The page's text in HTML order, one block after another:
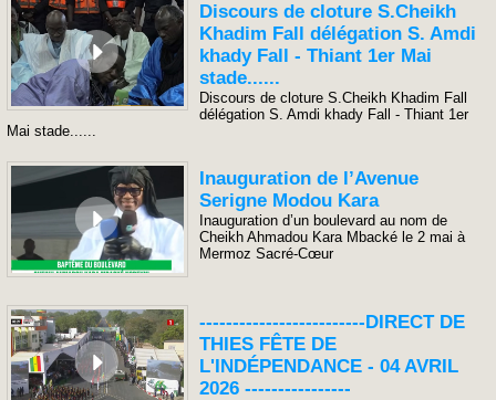
Discours de cloture S.Cheikh
Khadim Fall délégation S. Amdi
khady Fall - Thiant 1er Mai
stade......
Discours de cloture S.Cheikh Khadim Fall
délégation S. Amdi khady Fall - Thiant 1er
Mai stade......
Inauguration de l’Avenue
Serigne Modou Kara
Inauguration d’un boulevard au nom de
Cheikh Ahmadou Kara Mbacké le 2 mai à
Mermoz Sacré-Cœur
-------------------------DIRECT DE
THIES FÊTE DE
L'INDÉPENDANCE - 04 AVRIL
2026 ----------------